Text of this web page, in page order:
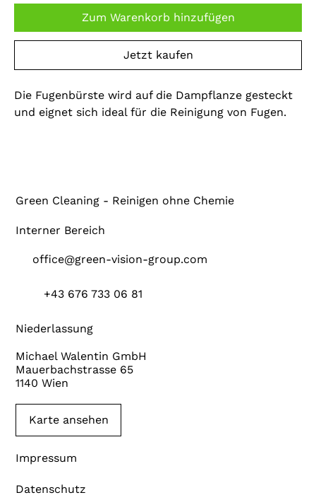
Zum Warenkorb hinzufügen
Jetzt kaufen
Die Fugenbürste wird auf die Dampflanze gesteckt
und eignet sich ideal für die Reinigung von Fugen.
Niederlassung
Michael Walentin GmbH
Mauerbachstrasse 65
1140 Wien
Karte ansehen
Impressum
Datenschutz
Green Cleaning - Reinigen ohne Chemie
office@green-vision-group.com
+43 676 733 06 81
Interner Bereich